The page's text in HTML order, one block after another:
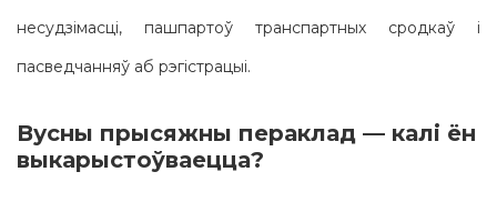
несудзімасці, пашпартоў транспартных сродкаў і
пасведчанняў аб рэгістрацыі.
Вусны прысяжны пераклад — калі ён
выкарыстоўваецца?